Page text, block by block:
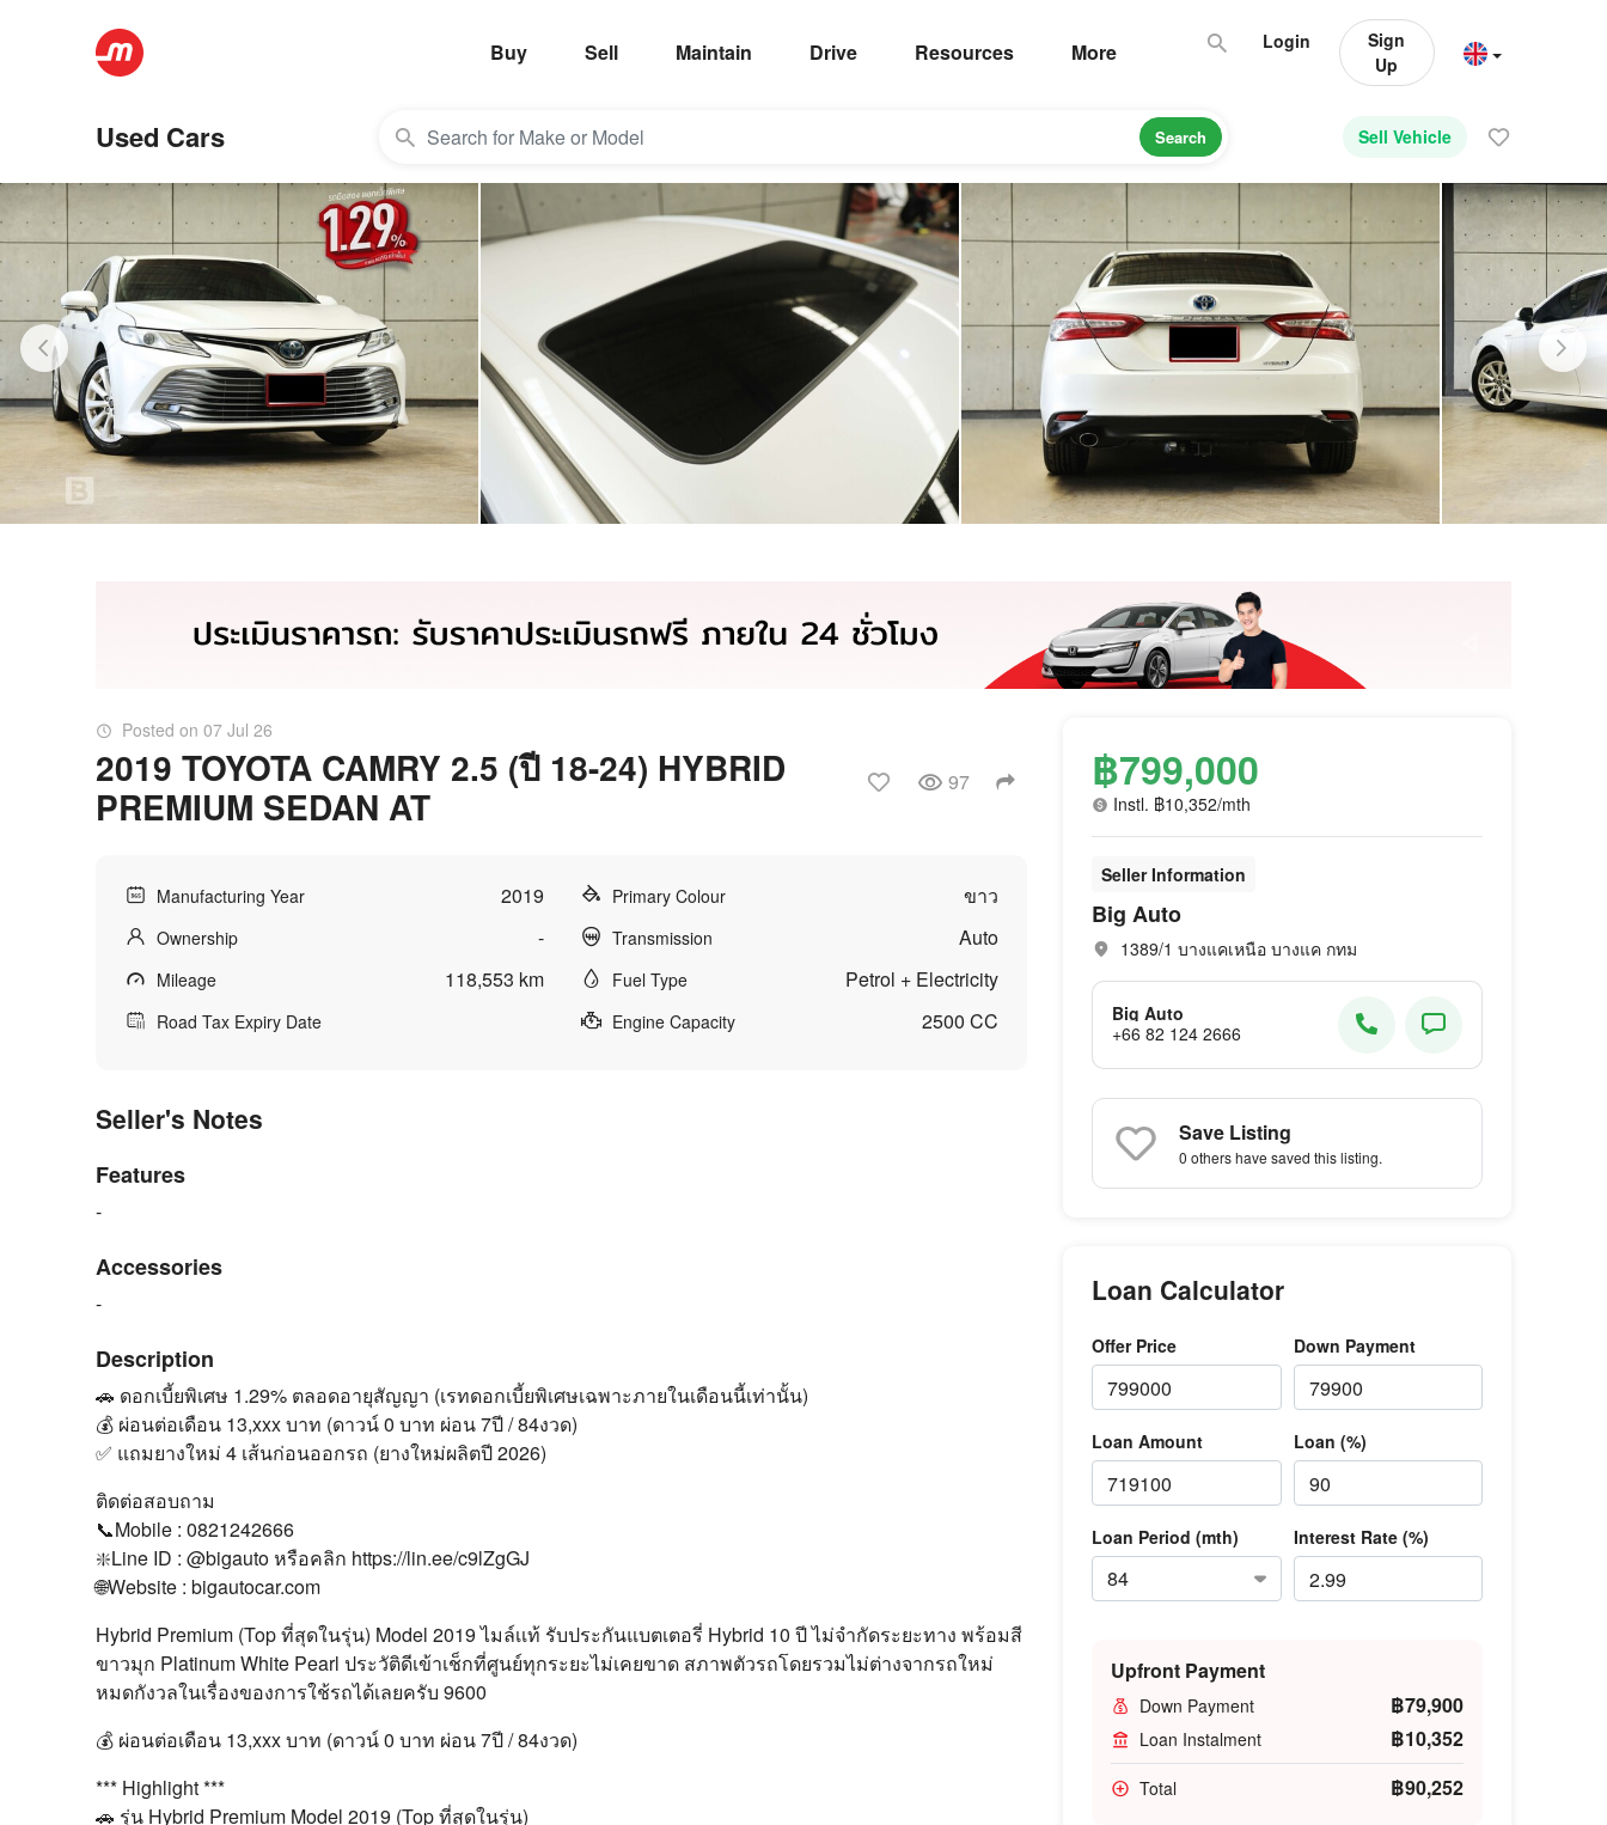
Buy Sell Maintain Drive Resources More Login
Sign
Up
Used Cars Sell Vehicle
Search
Posted on 07 Jul 26
2019 TOYOTA CAMRY 2.5 (ปี 18-24) HYBRID
PREMIUM SEDAN AT
97
Manufacturing Year 2019
Ownership -
Mileage 118,553 km
Road Tax Expiry Date
Primary Colour ขาว
Transmission Auto
Fuel Type Petrol + Electricity
Engine Capacity 2500 CC
Seller's Notes
Features
-
Accessories
-
Description
🚗 ดอกเบี้ยพิเศษ 1.29% ตลอดอายุสัญญา (เรทดอกเบี้ยพิเศษเฉพาะภายในเดือนนี้เท่านั้น)
💰 ผ่อนต่อเดือน 13,xxx บาท (ดาวน์ 0 บาท ผ่อน 7ปี / 84งวด)
✅ แถมยางใหม่ 4 เส้นก่อนออกรถ (ยางใหม่ผลิตปี 2026)
ติดต่อสอบถาม
📞Mobile : 0821242666
❇️Line ID : @bigauto หรือคลิก https://lin.ee/c9lZgGJ
🌐Website : bigautocar.com
Hybrid Premium (Top ที่สุดในรุ่น) Model 2019 ไมล์เเท้ รับประกันแบตเตอรี่ Hybrid 10 ปี ไม่จำกัดระยะทาง พร้อมสี
ขาวมุก Platinum White Pearl ประวัติดีเข้าเช็กที่ศูนย์ทุกระยะไม่เคยขาด สภาพตัวรถโดยรวมไม่ต่างจากรถใหม่
หมดกังวลในเรื่องของการใช้รถได้เลยครับ 9600
💰 ผ่อนต่อเดือน 13,xxx บาท (ดาวน์ 0 บาท ผ่อน 7ปี / 84งวด)
*** Highlight ***
🚗 รุ่น Hybrid Premium Model 2019 (Top ที่สุดในรุ่น)
฿799,000
Instl. ฿10,352/mth
Seller Information
Big Auto
1389/1 บางแคเหนือ บางแค กทม
Big Auto
+66 82 124 2666
Save Listing
0 othershave saved this listing.
Loan Calculator
Offer Price Down Payment
Loan Amount Loan (%)
Loan Period (mth) Interest Rate (%)
Upfront Payment
Down Payment ฿79,900
Loan Instalment ฿10,352
Total ฿90,252